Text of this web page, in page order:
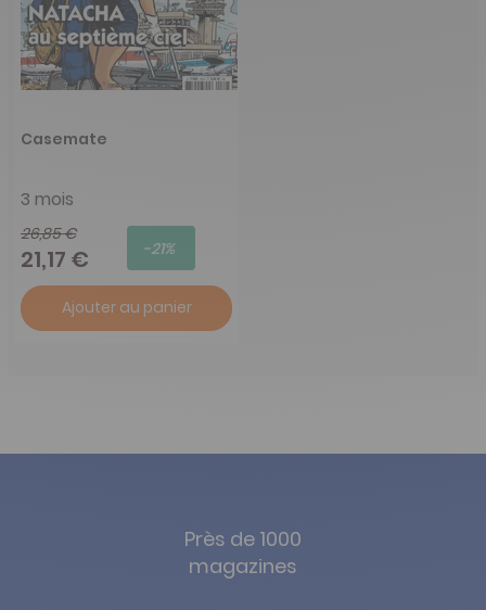
Casemate
3 mois
26,85 €
21,17 € -21%
Ajouter au panier
Près de 1000
magazines